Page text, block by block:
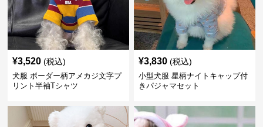
¥3,520 (税込)
犬服 ボーダー柄アメカジ文字プ
リント半袖Tシャツ
¥3,830 (税込)
小型犬服 星柄ナイトキャップ付
きパジャマセット